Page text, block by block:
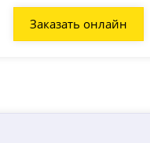
Заказать онлайн